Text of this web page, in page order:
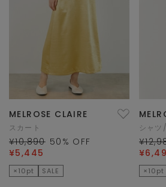
MELROSE CLAIRE
スカート
¥10,890 50 % OFF
¥5,445
×10pt SALE
シャツ
×10pt